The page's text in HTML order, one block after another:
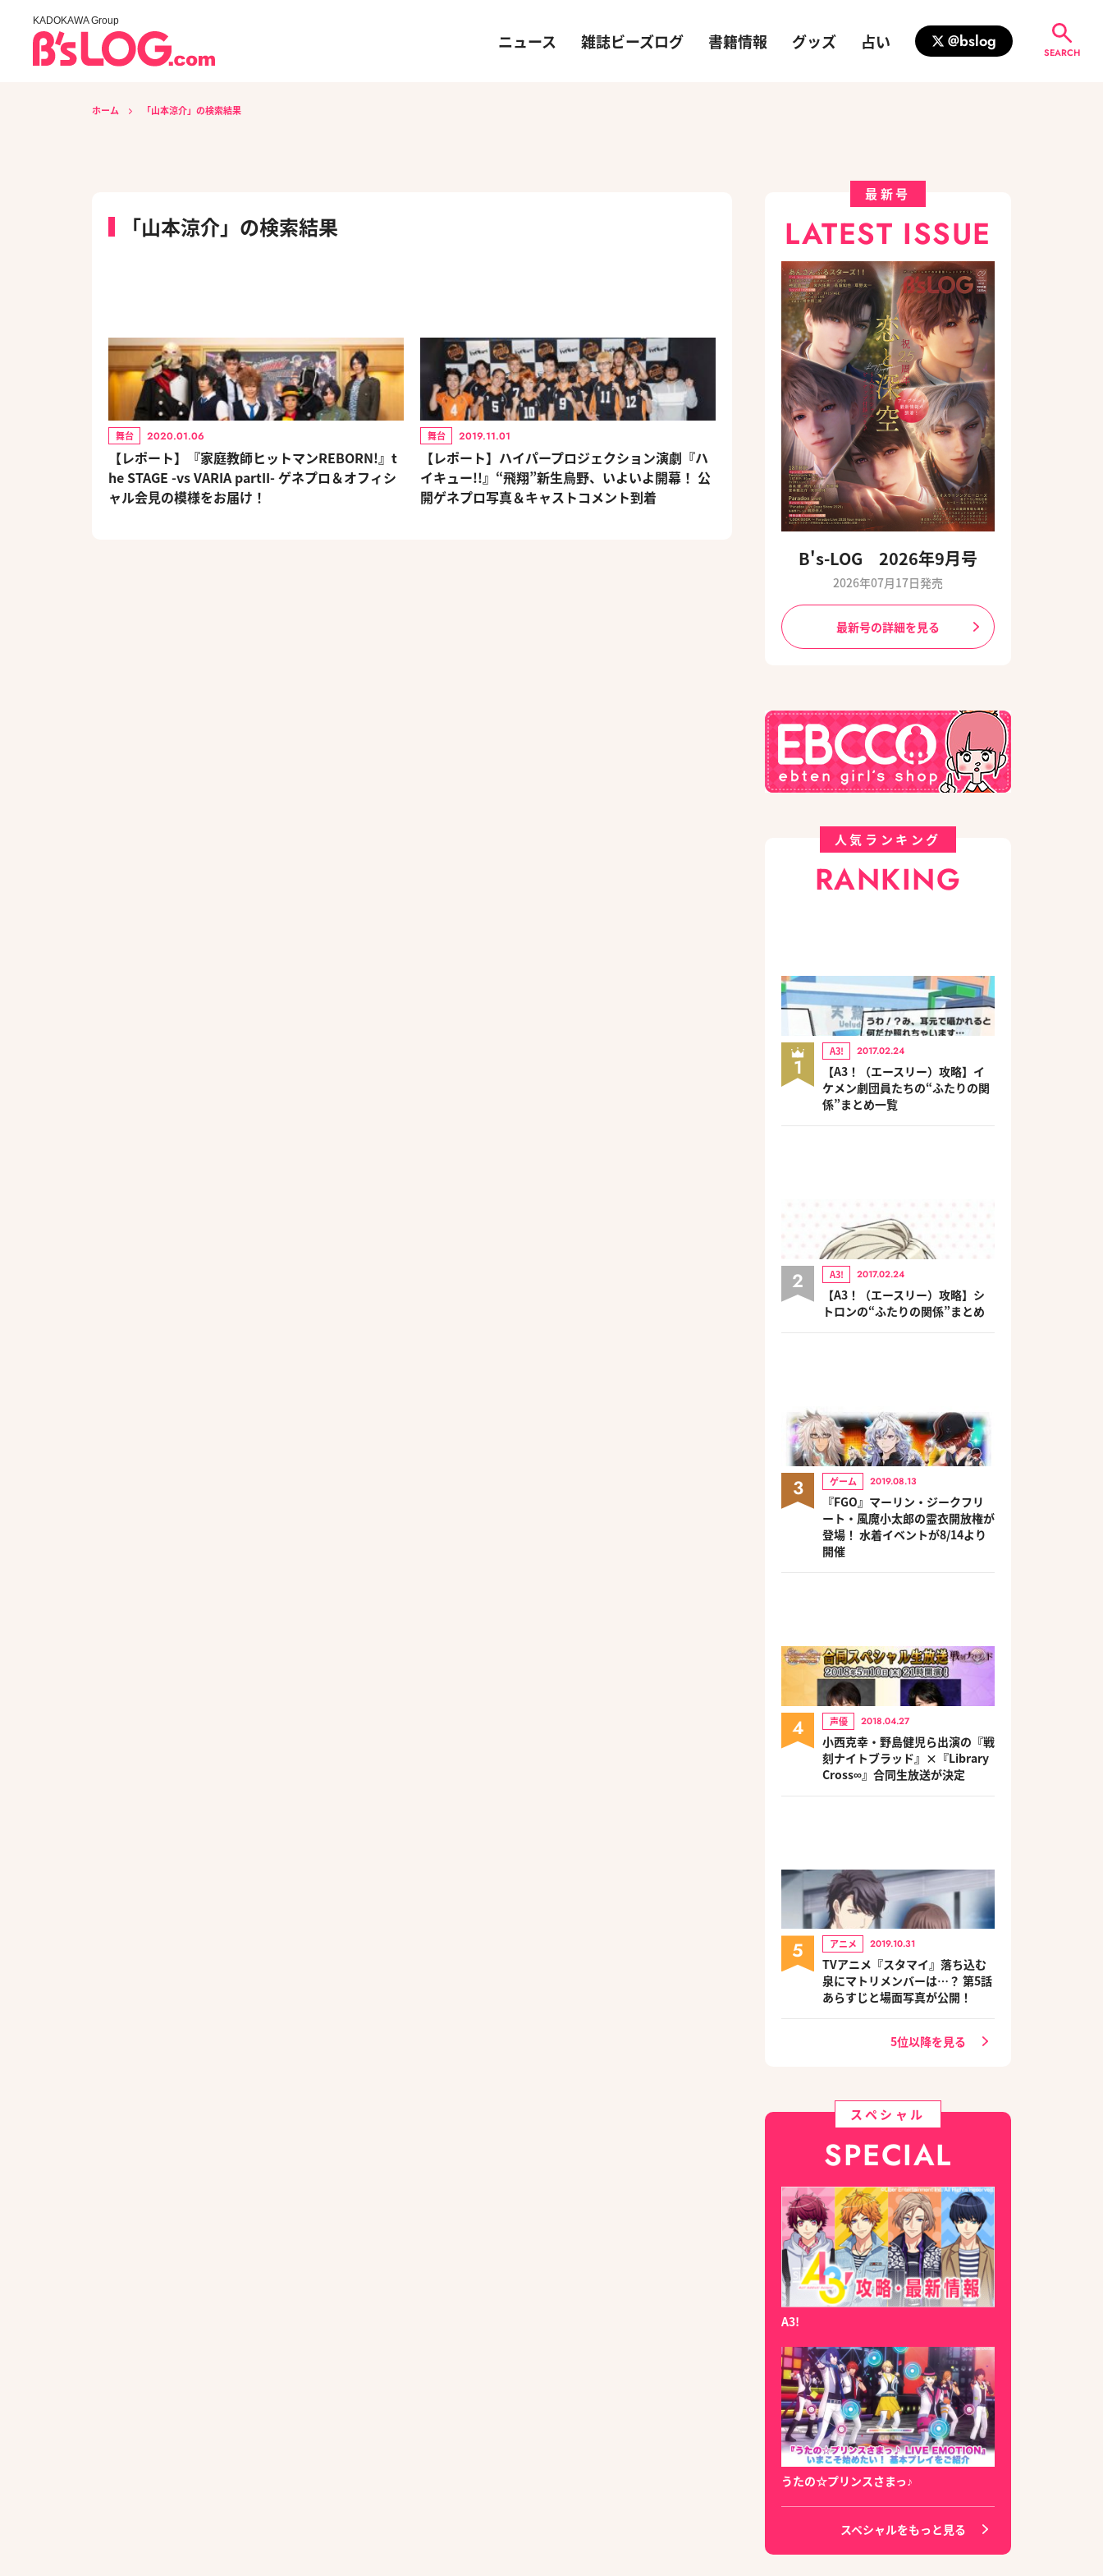
KADOKAWA Group
ニュース 雑誌ビーズログ 書籍情報 グッズ 占い @bslog
SEARCH
ホーム 「山本涼介」の検索結果
「山本涼介」の検索結果
舞台 2020.01.06
【レポート】『家庭教師ヒットマンREBORN!』t
he STAGE -vs VARIA partII- ゲネプロ＆オフィシ
ャル会見の模様をお届け！
舞台 2019.11.01
【レポート】ハイパープロジェクション演劇『ハ
イキュー!!』“飛翔”新生烏野、いよいよ開幕！ 公
開ゲネプロ写真＆キャストコメント到着
最新号
LATEST ISSUE
B's-LOG 2026年9月号
2026年07月17日発売
最新号の詳細を見る
人気ランキング
RANKING
1
A3! 2017.02.24
【A3！（エースリー）攻略】イ
ケメン劇団員たちの“ふたりの関
係”まとめ一覧
2 A3! 2017.02.24
【A3！（エースリー）攻略】シ
トロンの“ふたりの関係”まとめ
3 ゲーム 2019.08.13
『FGO』マーリン・ジークフリ
ート・風魔小太郎の霊衣開放権が
登場！ 水着イベントが8/14より
開催
4 声優 2018.04.27
小西克幸・野島健児ら出演の『戦
刻ナイトブラッド』×『Library
Cross∞』合同生放送が決定
5 アニメ 2019.10.31
TVアニメ『スタマイ』落ち込む
泉にマトリメンバーは…？ 第5話
あらすじと場面写真が公開！
5位以降を見る
スペシャル
SPECIAL
A3!
うたの☆プリンスさまっ♪
スペシャルをもっと見る